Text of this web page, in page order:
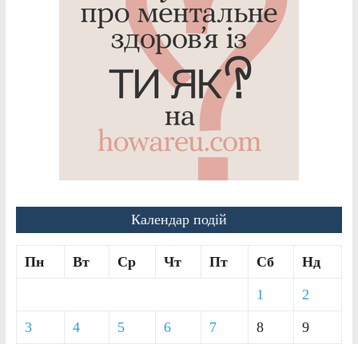
Календар подій
Пн Вт Ср Чт Пт Сб Нд
1 2
3 4 5 6 7 8 9